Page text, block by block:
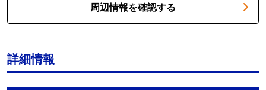
周辺情報を確認する
詳細情報